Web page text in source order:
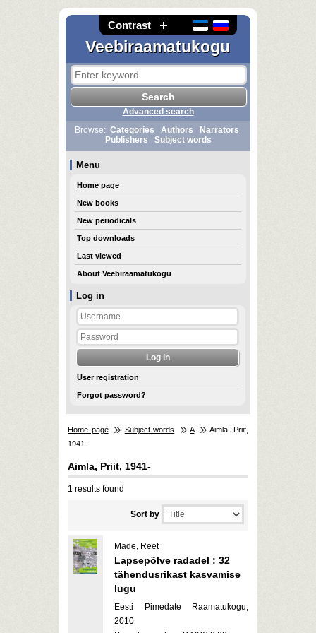
Contrast
Veebiraamatukogu
Log in
User registration
Forgot password?
Advanced search
Browse: Categories Authors
Narrators
Publishers
Subject words
Menu
Home page
New books
New periodicals
Top downloads
Last viewed
About Veebiraamatukogu
Home page Subject words A
Aimla, Priit,
1941-
Aimla, Priit, 1941-
1 results found
Sort by
Made, Reet
Lapsepõlve radadel : 32
tähendusrikast kasvamise
lugu
Eesti Pimedate Raamatukogu,
2010